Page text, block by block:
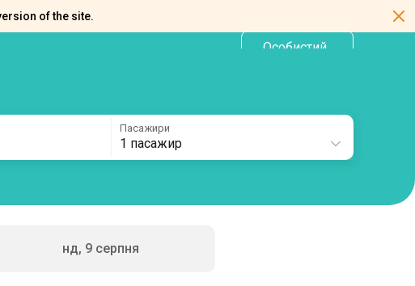
of the site.
Особистий
Пасажири
1 пасажир
нд, 9 серпня